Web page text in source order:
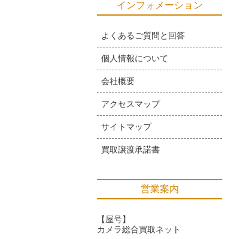
インフォメーション
よくあるご質問と回答
個人情報について
会社概要
アクセスマップ
サイトマップ
買取譲渡承諾書
営業案内
【屋号】
カメラ総合買取ネット